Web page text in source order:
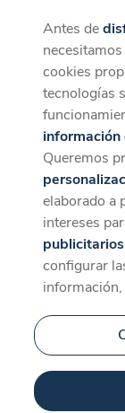
La
Antes de
cookies
tecnologías
Queremos
elaborado a
intereses
publicitarios
configurar